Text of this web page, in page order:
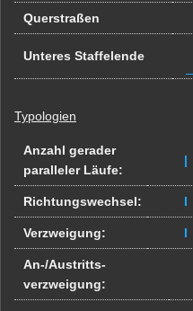
Querstraßen
Unteres Staffelende
Typologien
Anzahl gerader
paralleler Läufe:
|
Richtungswechsel: I
Verzweigung: I
An-/Austritts-
verzweigung: